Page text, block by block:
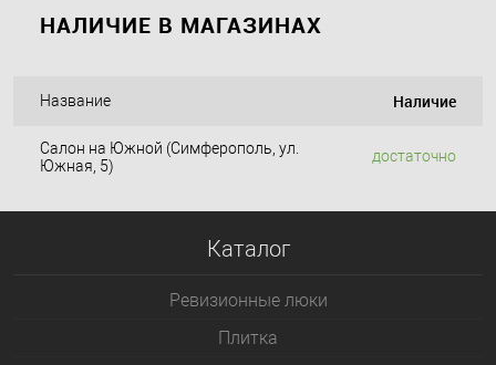
НАЛИЧИЕ В МАГАЗИНАХ
Название Наличие
Салон на Южной (Симферополь, ул.
Южная, 5)
достаточно
Каталог
Ревизионные люки
Плитка